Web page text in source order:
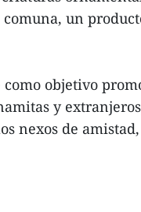
comuna, un
objetivo
y
nexos de